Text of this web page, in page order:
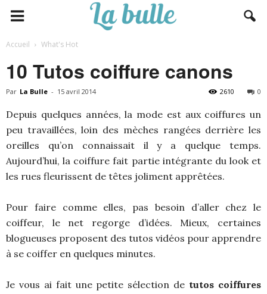
Accueil What's Hot
10 Tutos coiffure canons
Par La Bulle - 15 avril 2014 0
2610
Depuis quelques années, la mode est aux coiffures un
peu travaillées, loin des mèches rangées derrière les
oreilles qu’on connaissait il y a quelque temps.
Aujourd’hui, la coiffure fait partie intégrante du look et
les rues fleurissent de têtes joliment apprêtées.
Pour faire comme elles, pas besoin d’aller chez le
coiffeur, le net regorge d’idées. Mieux, certaines
blogueuses proposent des tutos vidéos pour apprendre
à se coiffer en quelques minutes.
Je vous ai fait une petite sélection de tutos coiffures